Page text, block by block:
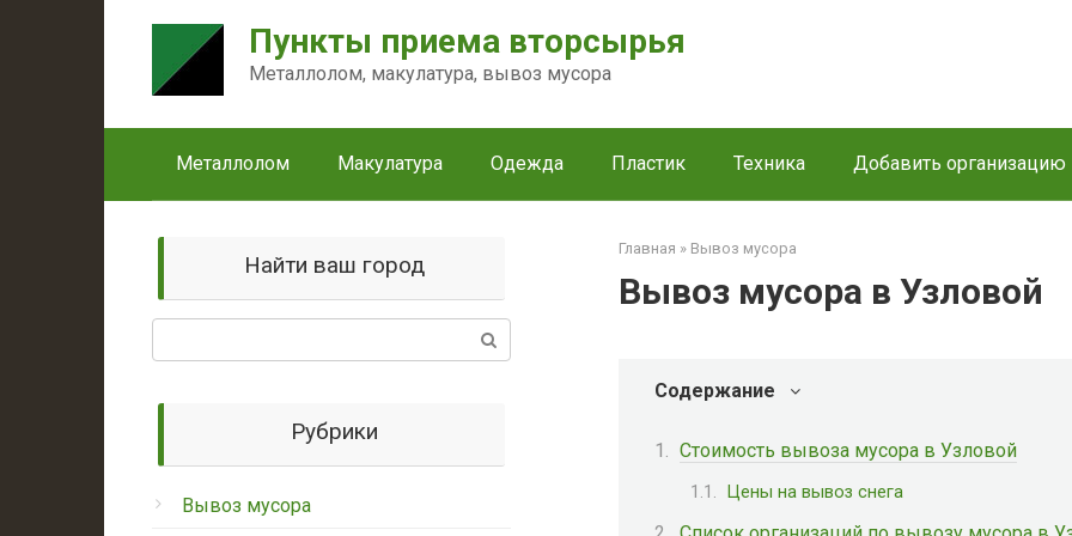
Пункты приема вторсырья
Металлолом, макулатура, вывоз мусора
Металлолом Макулатура Одежда Пластик Техника Добавить организацию
Главная » Вывоз мусора
Вывоз мусора в Узловой
Содержание
Стоимость вывоза мусора в Узловой
Цены на вывоз снега
Найти ваш город
Рубрики
Вывоз мусора